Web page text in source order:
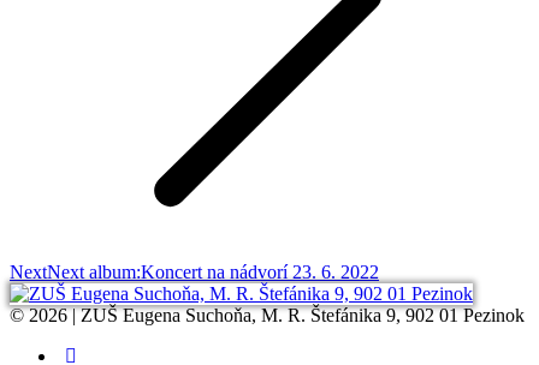
NextNext album:Koncert na nádvorí 23. 6. 2022
© 2026 | ZUŠ Eugena Suchoňa, M. R. Štefánika 9, 902 01 Pezinok